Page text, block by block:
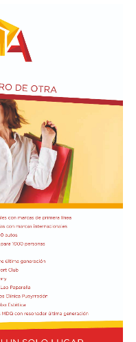
una explicación
Las autoridades
cámaras de seguridad y
tuvieron algún
desenlace.
título de Doctor
de juramentación
de Perú, Keiko
de ese país, en el
una comitiva
y la secretaria